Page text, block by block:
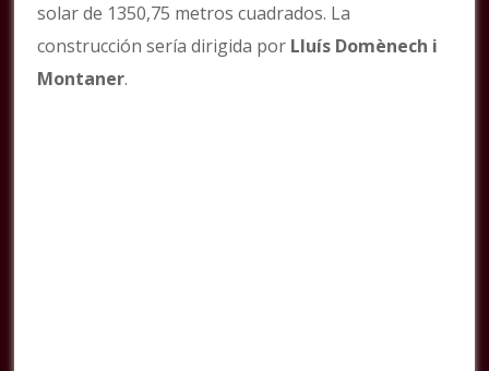
solar de 1350,75 metros cuadrados. La
construcción sería dirigida por Lluís Domènech i
Montaner.